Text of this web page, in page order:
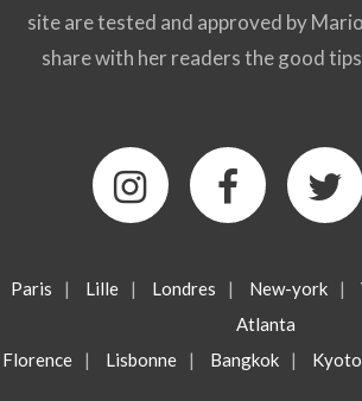
site are tested and approved by
share with her readers the good
Paris | Lille | Londres | New-york |
Atlanta
Florence
| Lisbonne | Bangkok | Kyoto